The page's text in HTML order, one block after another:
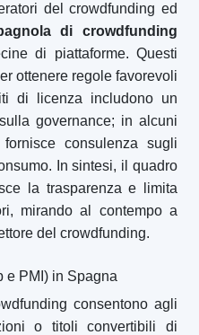
del crowdfunding ed
di crowdfunding
di piattaforme. Questi
ottenere regole favorevoli
di licenza includono un
governance; in alcuni
consulenza sugli
In sintesi, il quadro
la trasparenza e limita
mirando al contempo a
del crowdfunding.
e PMI) in Spagna
consentono agli
o titoli convertibili di